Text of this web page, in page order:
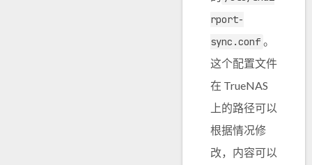
rport-
sync.conf 。
这个配置文件
在 TrueNAS
上的路径可以
根据情况修
改，内容可以